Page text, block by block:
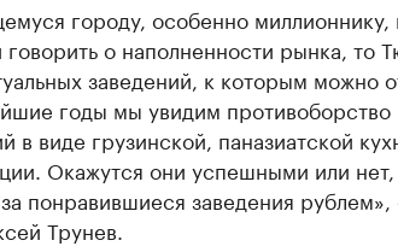
городу, особенно миллионнику,
о наполненности рынка, то
заведений, к которым можно
годы мы увидим противоборство
в виде грузинской, паназиатской
Окажутся они успешными или
понравившиеся заведения
Трунев.